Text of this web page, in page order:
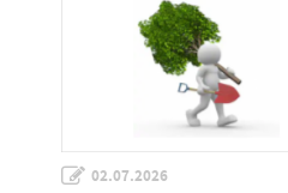
02.07.2026